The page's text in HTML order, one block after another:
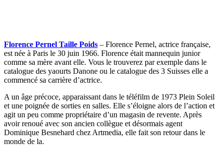
Florence Pernel Taille Poids – Florence Pernel, actrice française,
est née à Paris le 30 juin 1966. Florence était mannequin junior
comme sa mère avant elle. Vous le trouverez par exemple dans le
catalogue des yaourts Danone ou le catalogue des 3 Suisses elle a
commencé sa carrière d’actrice.
A un âge précoce, apparaissant dans le téléfilm de 1973 Plein Soleil
et une poignée de sorties en salles. Elle s’éloigne alors de l’action et
agit un peu comme propriétaire d’un magasin de revente. Après
avoir renoué avec son ancien collègue et désormais agent
Dominique Besnehard chez Artmedia, elle fait son retour dans le
monde de la.